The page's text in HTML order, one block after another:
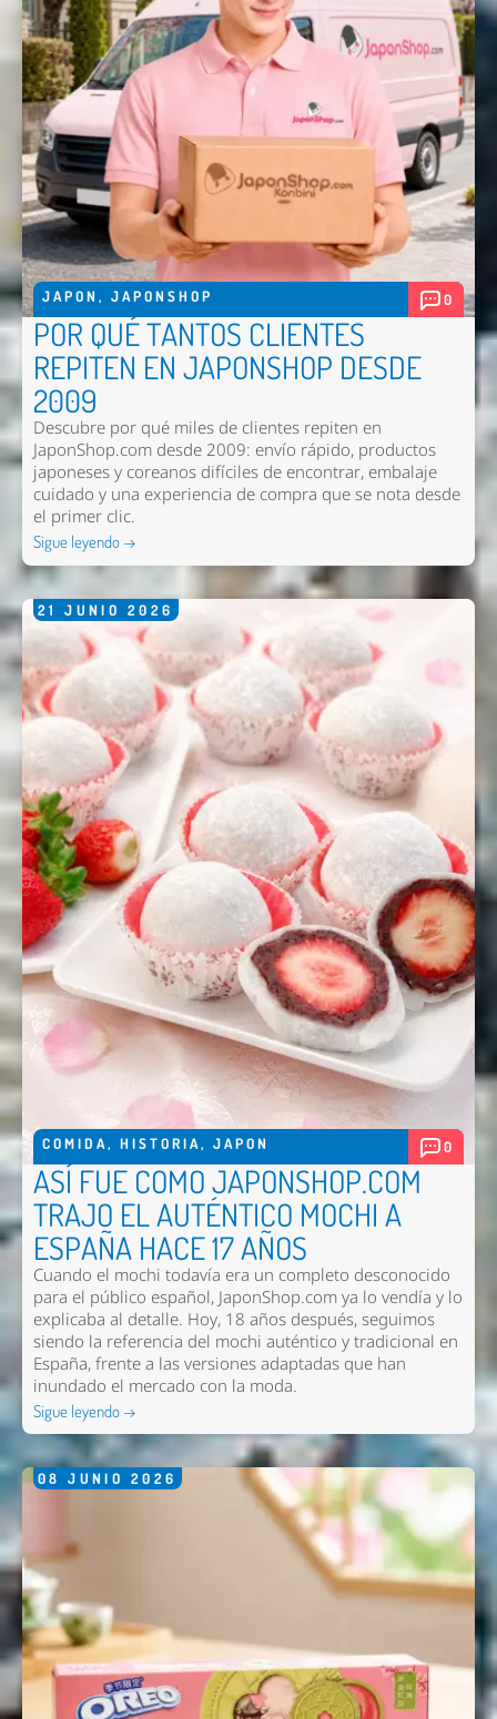
JAPON , JAPONSHOP 0
POR QUÉ TANTOS CLIENTES
REPITEN EN JAPONSHOP DESDE
2009
Descubre por qué miles de clientes repiten en
JaponShop.com desde 2009: envío rápido, productos
japoneses y coreanos difíciles de encontrar, embalaje
cuidado y una experiencia de compra que se nota desde
el primer clic.
Sigue leyendo →
21 JUNIO 2026
COMIDA, HISTORIA, JAPON 0
ASÍ FUE COMO JAPONSHOP.COM
TRAJO EL AUTÉNTICO MOCHI A
ESPAÑA HACE 17 AÑOS
Cuando el mochi todavía era un completo desconocido
para el público español, JaponShop.com ya lo vendía y lo
explicaba al detalle. Hoy, 18 años después, seguimos
siendo la referencia del mochi auténtico y tradicional en
España, frente a las versiones adaptadas que han
inundado el mercado con la moda.
Sigue leyendo →
08 JUNIO 2026
Nombre *
Email *
Comentario *